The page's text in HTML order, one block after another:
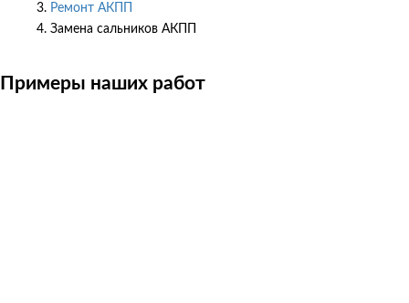
Ремонт АКПП
Замена сальников АКПП
Примеры наших работ